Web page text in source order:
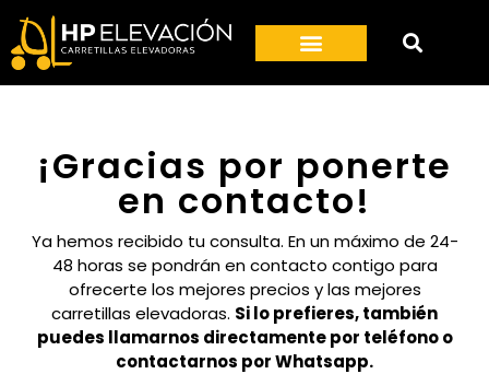
¡Gracias por ponerte
en contacto!
Ya hemos recibido tu consulta. En un máximo de 24-
48 horas se pondrán en contacto contigo para
ofrecerte los mejores precios y las mejores
carretillas elevadoras. Si lo prefieres, también
puedes llamarnos directamente por teléfono o
contactarnos por Whatsapp.